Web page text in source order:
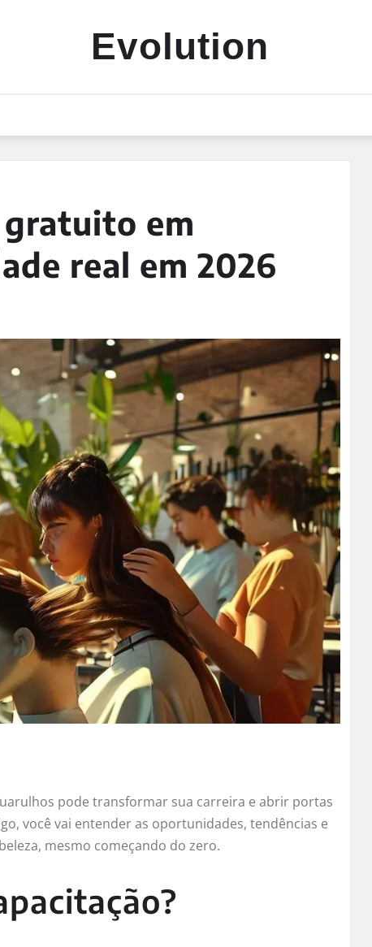
Evolution
em
real em 2026
pode transformar sua carreira e abrir portas
você vai entender as oportunidades, tendências e
mesmo começando do zero.